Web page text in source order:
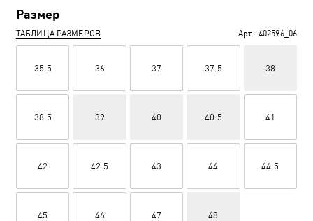
Размер
ТАБЛИЦА РАЗМЕРОВ Арт.: 402596_06
35.5 36 37 37.5 38
38.5 39 40 40.5 41
42 42.5 43 44 44.5
45 46 47 48